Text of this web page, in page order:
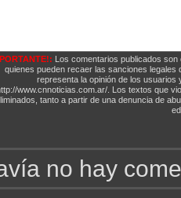
Los comentarios publicados
quienes pueden recaer las sanciones
representa la opinión de los
www.cnnoticias.com.ar/. Los textos que
tanto a partir de una denuncia de
no hay